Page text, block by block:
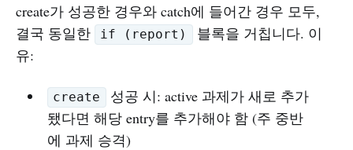
create가 성공한 경우와 catch에 들어간 경우 모두,
결국 동일한
if (report)
블록을 거칩니다. 이
유:
create
성공 시: active 과제가 새로 추가
됐다면 해당 entry를 추가해야 함 (주 중반
에 과제 승격)